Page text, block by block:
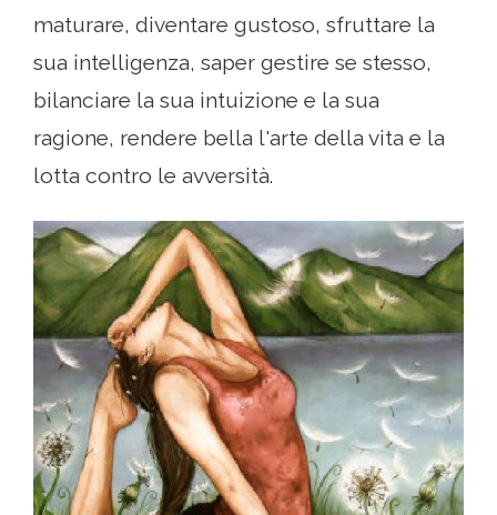
maturare, diventare gustoso, sfruttare la
sua intelligenza, saper gestire se stesso,
bilanciare la sua intuizione e la sua
ragione, rendere bella l'arte della vita e la
lotta contro le avversità.